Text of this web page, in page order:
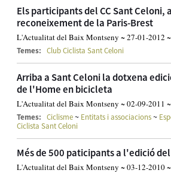
Els participants del CC Sant Celoni,
reconeixement de la Paris-Brest
L'Actualitat del Baix Montseny ~ 27-01-2012
Temes: Club Ciclista Sant Celoni
Arriba a Sant Celoni la dotxena
de l'Home en bicicleta
L'Actualitat del Baix Montseny ~ 02-09-2011
Temes: Ciclisme~ Entitats i associacions~
Ciclista Sant Celoni
Més de 500 paticipants a l'edició
L'Actualitat del Baix Montseny ~ 03-12-2010